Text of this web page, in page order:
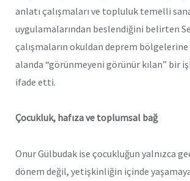
anlatı çalışmaları ve topluluk temelli
uygulamalarından beslendiğini belirten
çalışmaların okuldan deprem
alanda “görünmeyeni görünür kılan” bir
ifade etti.
Çocukluk, hafıza ve toplumsal bağ
Onur Gülbudak ise çocukluğun yalnızca
dönem değil, yetişkinliğin içinde